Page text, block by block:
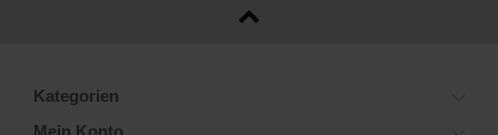
Kategorien